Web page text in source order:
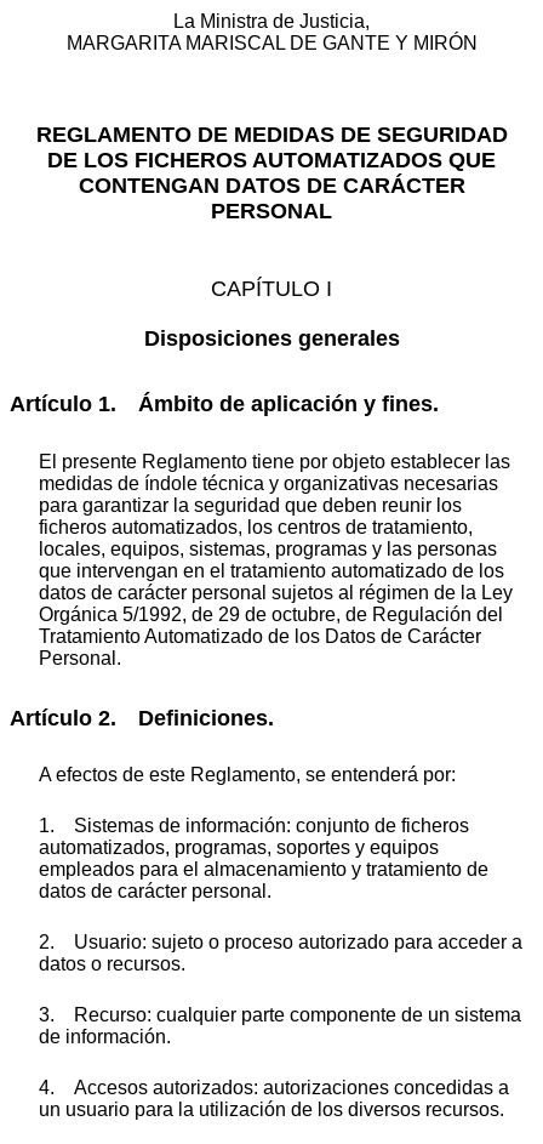
La Ministra de Justicia,
MARGARITA MARISCAL DE GANTE Y MIRÓN
REGLAMENTO DE MEDIDAS DE SEGURIDAD
DE LOS FICHEROS AUTOMATIZADOS QUE
CONTENGAN DATOS DE CARÁCTER
PERSONAL
CAPÍTULO I
Disposiciones generales
Artículo 1. Ámbito de aplicación y fines.
El presente Reglamento tiene por objeto establecer las
medidas de índole técnica y organizativas necesarias
para garantizar la seguridad que deben reunir los
ficheros automatizados, los centros de tratamiento,
locales, equipos, sistemas, programas y las personas
que intervengan en el tratamiento automatizado de los
datos de carácter personal sujetos al régimen de la Ley
Orgánica 5/1992, de 29 de octubre, de Regulación del
Tratamiento Automatizado de los Datos de Carácter
Personal.
Artículo 2. Definiciones.
A efectos de este Reglamento, se entenderá por:
1. Sistemas de información: conjunto de ficheros
automatizados, programas, soportes y equipos
empleados para el almacenamiento y tratamiento de
datos de carácter personal.
2. Usuario: sujeto o proceso autorizado para acceder a
datos o recursos.
3. Recurso: cualquier parte componente de un sistema
de información.
4. Accesos autorizados: autorizaciones concedidas a
un usuario para la utilización de los diversos recursos.